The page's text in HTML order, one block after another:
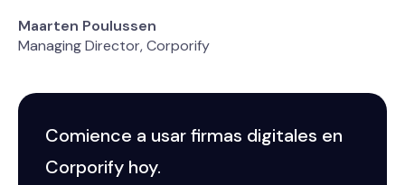
Maarten Poulussen
Managing Director, Corporify
Comience a usar firmas digitales en
Corporify hoy.